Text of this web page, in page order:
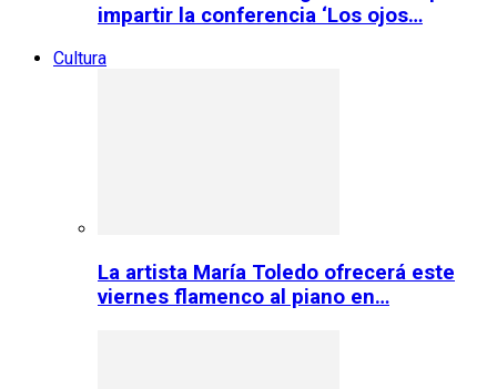
impartir la conferencia ‘Los ojos…
Cultura
La artista María Toledo ofrecerá este
viernes flamenco al piano en…